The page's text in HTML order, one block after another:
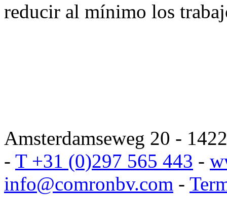
reducir al mínimo los
Amsterdamseweg 20 -
- T +31 (0)297 565 443 -
info@comronbv.com -